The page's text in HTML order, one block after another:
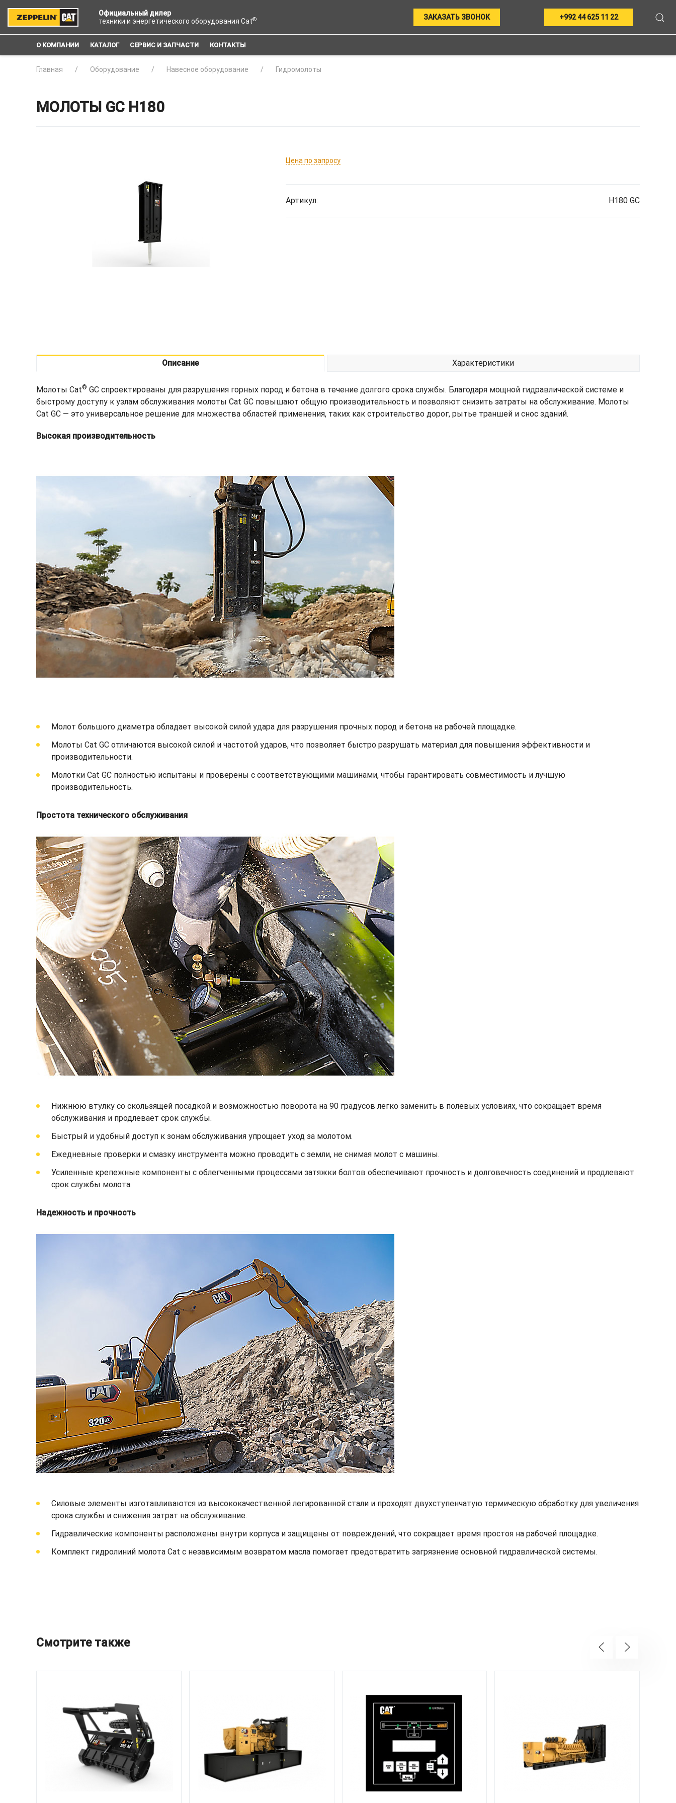
Официальный дилер
техники и энергетического оборудования Cat® ЗАКАЗАТЬ ЗВОНОК +992 44 625 11 22
О КОМПАНИИ КАТАЛОГ СЕРВИС И ЗАПЧАСТИ КОНТАКТЫ
Главная Оборудование Навесное оборудование Гидромолоты
МОЛОТЫ GC H180
Цена по запросу
Артикул: H180 GC
Описание Характеристики
Молоты Cat® GC спроектированы для разрушения горных пород и бетона в течение долгого срока службы. Благодаря мощной гидравлической системе и
быстрому доступу к узлам обслуживания молоты Cat GC повышают общую производительность и позволяют снизить затраты на обслуживание. Молоты
Cat GC — это универсальное решение для множества областей применения, таких как строительство дорог, рытье траншей и снос зданий.
Высокая производительность
Молот большого диаметра обладает высокой силой удара для разрушения прочных пород и бетона на рабочей площадке.
Молоты Cat GC отличаются высокой силой и частотой ударов, что позволяет быстро разрушать материал для повышения эффективности и
производительности.
Молотки Cat GC полностью испытаны и проверены с соответствующими машинами, чтобы гарантировать совместимость и лучшую
производительность.
Простота технического обслуживания
Нижнюю втулку со скользящей посадкой и возможностью поворота на 90 градусов легко заменить в полевых условиях, что сокращает время
обслуживания и продлевает срок службы.
Быстрый и удобный доступ к зонам обслуживания упрощает уход за молотом.
Ежедневные проверки и смазку инструмента можно проводить с земли, не снимая молот с машины.
Усиленные крепежные компоненты с облегченными процессами затяжки болтов обеспечивают прочность и долговечность соединений и продлевают
срок службы молота.
Надежность и прочность
Силовые элементы изготавливаются из высококачественной легированной стали и проходят двухступенчатую термическую обработку для увеличения
срока службы и снижения затрат на обслуживание.
Гидравлические компоненты расположены внутри корпуса и защищены от повреждений, что сокращает время простоя на рабочей площадке.
Комплект гидролиний молота Cat с независимым возвратом масла помогает предотвратить загрязнение основной гидравлической системы.
Смотрите также